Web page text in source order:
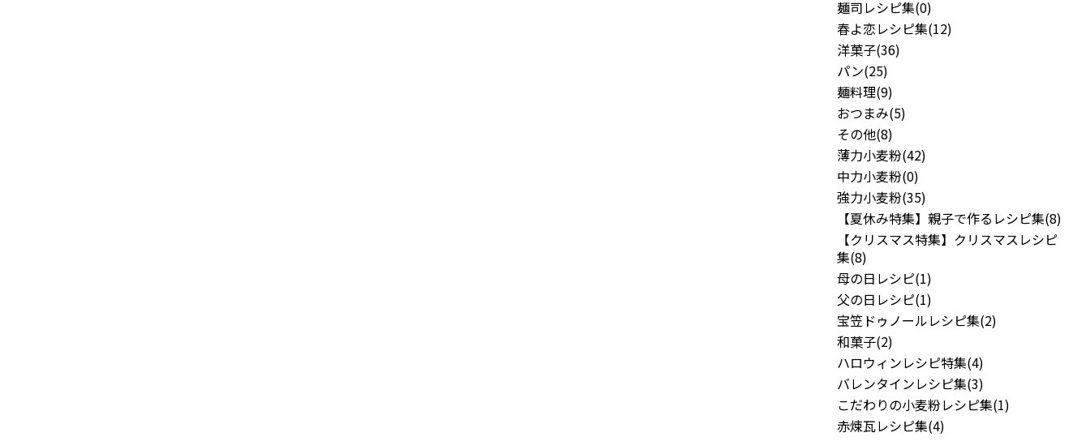
麺司レシピ集(0)
春よ恋レシピ集(12)
洋菓子(36)
パン(25)
麺料理(9)
おつまみ(5)
その他(8)
薄力小麦粉(42)
中力小麦粉(0)
強力小麦粉(35)
【夏休み特集】親子で作るレシピ集(8)
【クリスマス特集】クリスマスレシピ
集(8)
母の日レシピ(1)
父の日レシピ(1)
宝笠ドゥノールレシピ集(2)
和菓子(2)
ハロウィンレシピ特集(4)
バレンタインレシピ集(3)
こだわりの小麦粉レシピ集(1)
赤煉瓦レシピ集(4)